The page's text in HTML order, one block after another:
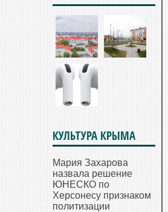
КУЛЬТУРА КРЫМА
Мария Захарова
назвала решение
ЮНЕСКО по
Херсонесу признаком
политизации